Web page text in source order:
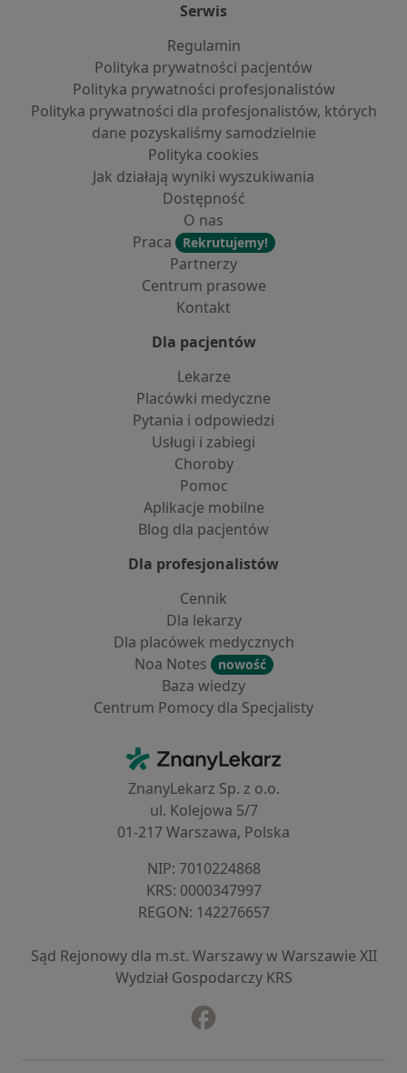
Serwis
Regulamin
Polityka prywatności pacjentów
Polityka prywatności profesjonalistów
Polityka prywatności dla profesjonalistów, których
dane pozyskaliśmy samodzielnie
Polityka cookies
Jak działają wyniki wyszukiwania
Dostępność
O nas
Praca
Rekrutujemy!
Partnerzy
Centrum prasowe
Kontakt
Dla pacjentów
Lekarze
Placówki medyczne
Pytania i odpowiedzi
Usługi i zabiegi
Choroby
Pomoc
Aplikacje mobilne
Blog dla pacjentów
Dla profesjonalistów
Cennik
Dla lekarzy
Dla placówek medycznych
Noa Notes
nowość
Baza wiedzy
Centrum Pomocy dla Specjalisty
ZnanyLekarz - Strona główna
ZnanyLekarz Sp. z o.o.
ul. Kolejowa 5/7
01-217 Warszawa, Polska
NIP: ⁠7010224868
KRS: ⁠0000347997
REGON: ⁠142276657
Sąd Rejonowy dla m.st. Warszawy w Warszawie XII
Wydział Gospodarczy KRS